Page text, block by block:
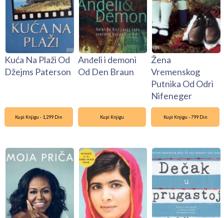
Kuća Na Plaži Od
Džejms Paterson
Anđeli i demoni
Od Den Braun
Žena
Vremenskog
Putnika Od Odri
Nifeneger
Kupi Knjigu - 1,299 Din Kupi Knjigu Kupi Knjigu - 799 Din